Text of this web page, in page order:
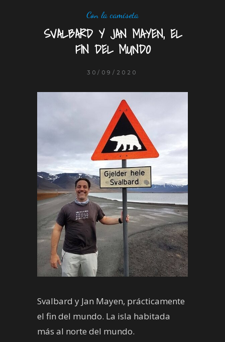
Con la camiseta
SVALBARD Y JAN MAYEN, EL
FIN DEL MUNDO
30/09/2020
Svalbard y Jan Mayen, prácticamente
el fin del mundo. La isla habitada
más al norte del mundo.